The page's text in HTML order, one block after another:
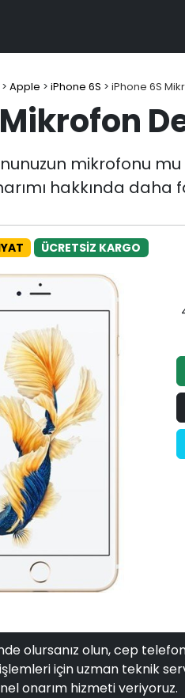
> Apple > iPhone 6S > iPhone 6S
mikrofonu
hakkında daha
ÜCRETSİZ KARGO
olursanız olun, cep
için uzman teknik
onarım hizmeti veriyoruz.